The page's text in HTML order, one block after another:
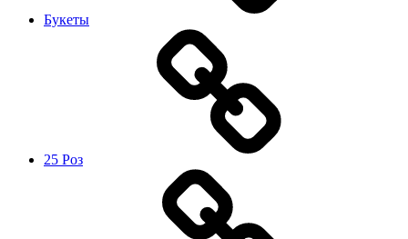
Букеты
25 Роз